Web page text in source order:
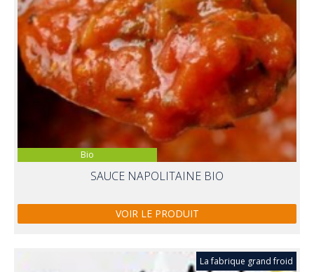
Bio
SAUCE NAPOLITAINE BIO
VOIR LE PRODUIT
La fabrique grand froid